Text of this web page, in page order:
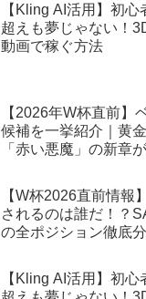
【Kling AI活用】初
超えも夢じゃない！
動画で稼ぐ方法
【2026年W杯直前】
候補を一挙紹介｜黄
「赤い悪魔」の新章
【W杯2026直前情報
されるのは誰だ！？
の全ポジション徹底
【Kling AI活用】初